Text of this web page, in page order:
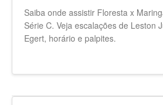
Saiba onde assistir Floresta x
Série C. Veja escalações de Leston
Egert, horário e palpites.